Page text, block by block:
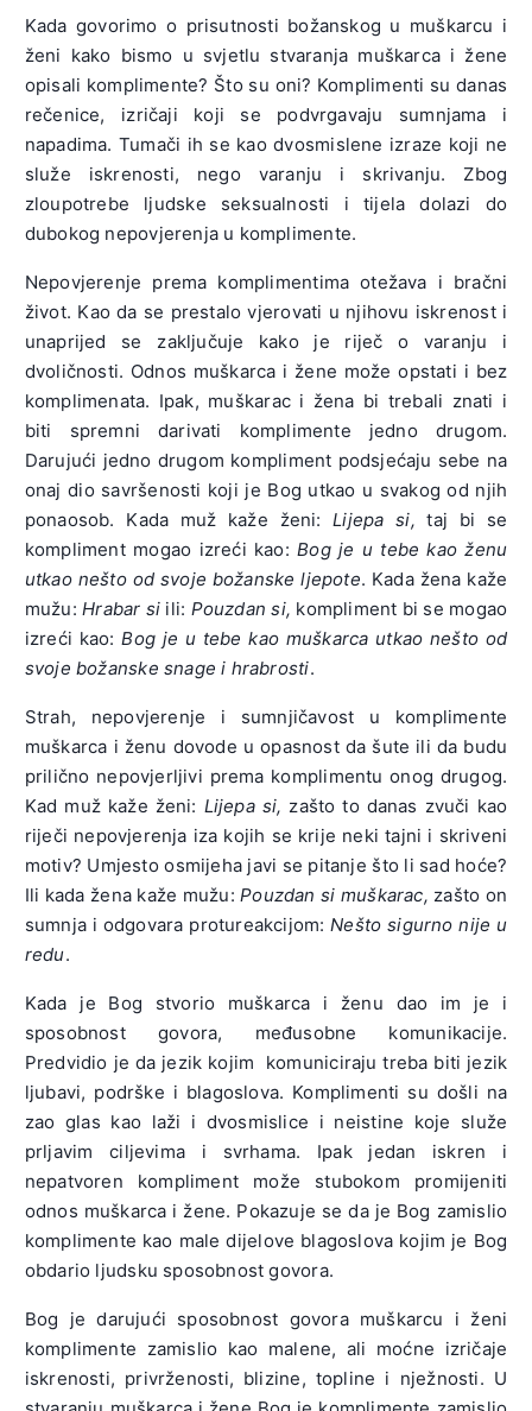
Kada govorimo o prisutnosti božanskog u muškarcu i
ženi kako bismo u svjetlu stvaranja muškarca i žene
opisali komplimente? Što su oni? Komplimenti su danas
rečenice, izričaji koji se podvrgavaju sumnjama i
napadima. Tumači ih se kao dvosmislene izraze koji ne
služe iskrenosti, nego varanju i skrivanju. Zbog
zloupotrebe ljudske seksualnosti i tijela dolazi do
dubokog nepovjerenja u komplimente.
Nepovjerenje prema komplimentima otežava i bračni
život. Kao da se prestalo vjerovati u njihovu iskrenost i
unaprijed se zaključuje kako je riječ o varanju i
dvoličnosti. Odnos muškarca i žene može opstati i bez
komplimenata. Ipak, muškarac i žena bi trebali znati i
biti spremni darivati komplimente jedno drugom.
Darujući jedno drugom kompliment podsjećaju sebe na
onaj dio savršenosti koji je Bog utkao u svakog od njih
ponaosob. Kada muž kaže ženi:Lijepa si, taj bi se
kompliment mogao izreći kao:Bog je u tebe kao ženu
utkao nešto od svoje božanske ljepote. Kada žena kaže
mužu:Hrabar si ili: Pouzdan si, kompliment bi se mogao
izreći kao:Bog je u tebe kao muškarca utkao nešto od
svoje božanske snage i hrabrosti.
Strah, nepovjerenje i sumnjičavost u komplimente
muškarca i ženu dovode u opasnost da šute ili da budu
prilično nepovjerljivi prema komplimentu onog drugog.
Kad muž kaže ženi: Lijepa si, zašto to danas zvuči kao
riječi nepovjerenja iza kojih se krije neki tajni i skriveni
motiv? Umjesto osmijeha javi se pitanje što li sad hoće?
Ili kada žena kaže mužu:Pouzdan si muškarac, zašto on
sumnja i odgovara protureakcijom:Nešto sigurno nije u
redu.
Kada je Bog stvorio muškarca i ženu dao im je i
sposobnost govora, međusobne komunikacije.
Predvidio je da jezik kojim komuniciraju treba biti jezik
ljubavi, podrške i blagoslova. Komplimenti su došli na
zao glas kao laži i dvosmislice i neistine koje služe
prljavim ciljevima i svrhama. Ipak jedan iskren i
nepatvoren kompliment može stubokom promijeniti
odnos muškarca i žene. Pokazuje se da je Bog zamislio
komplimente kao male dijelove blagoslova kojim je Bog
obdario ljudsku sposobnost govora.
Bog je darujući sposobnost govora muškarcu i ženi
komplimente zamislio kao malene, ali moćne izričaje
iskrenosti, privrženosti, blizine, topline i nježnosti. U